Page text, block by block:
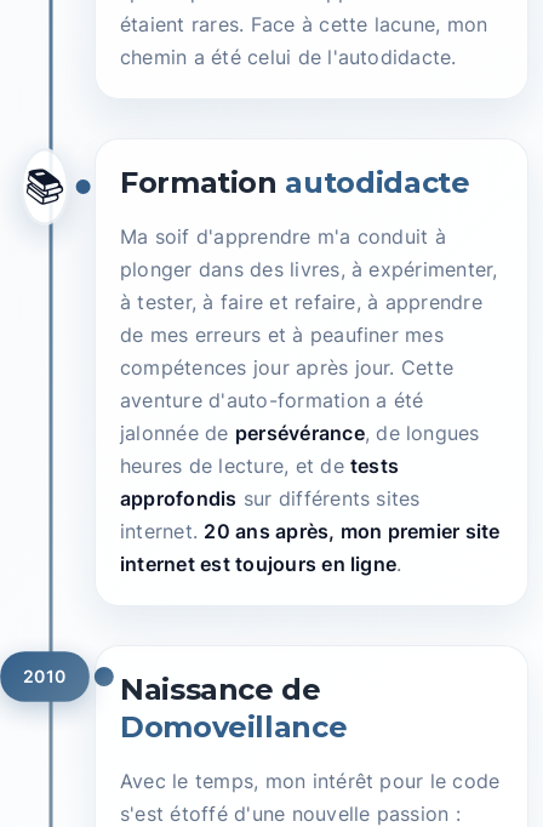
étaient rares. Face à cette lacune, mon
chemin a été celui de l'autodidacte.
📚 Formation autodidacte
Ma soif d'apprendre m'a conduit à
plonger dans des livres, à expérimenter,
à tester, à faire et refaire, à apprendre
de mes erreurs et à peaufiner mes
compétences jour après jour. Cette
aventure d'auto-formation a été
jalonnée de persévérance, de longues
heures de lecture, et detests
approfondis sur différents sites
internet. 20 ans après, mon premier site
internet est toujours en ligne.
2010
Naissance de
Domoveillance
Avec le temps, mon intérêt pour le code
s'est étoffé d'une nouvelle passion :